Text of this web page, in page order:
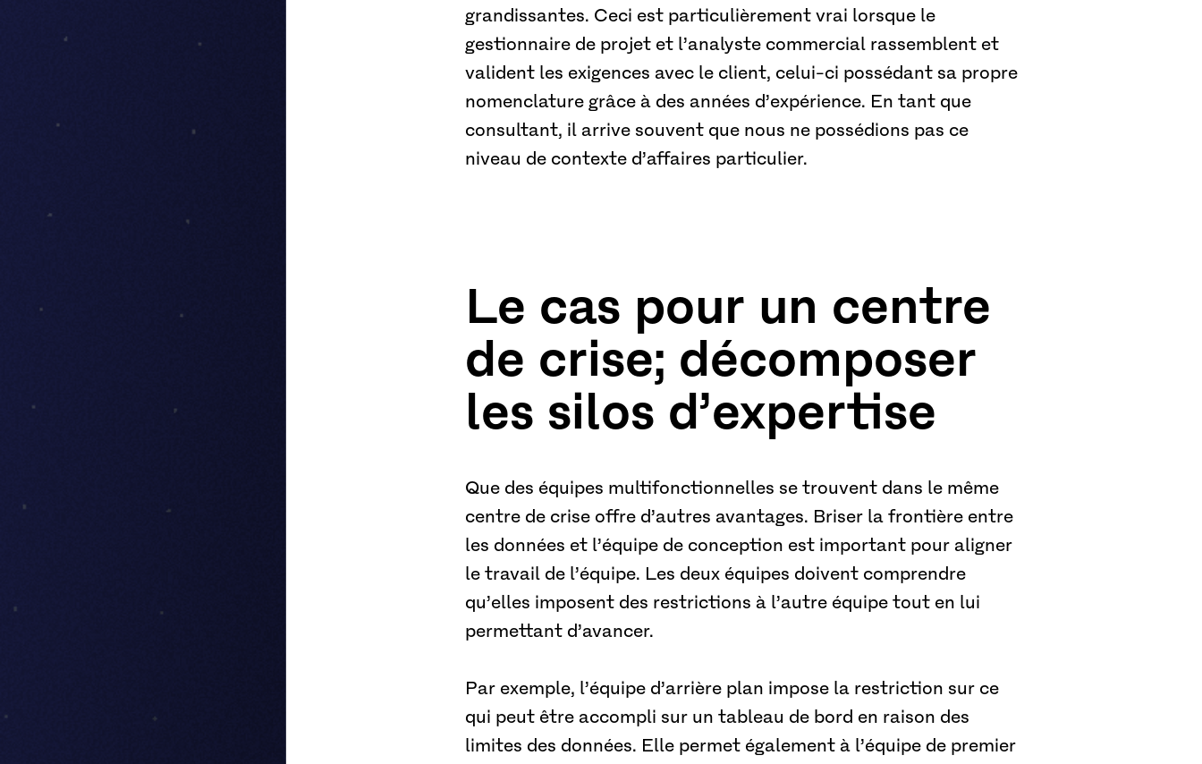
grandissantes. Ceci est particulièrement vrai lorsque le
gestionnaire de projet et l’analyste commercial rassemblent et
valident les exigences avec le client, celui-ci possédant sa propre
nomenclature grâce à des années d’expérience. En tant que
consultant, il arrive souvent que nous ne possédions pas ce
niveau de contexte d’affaires particulier.
Le cas pour un centre
de crise; décomposer
les silos d’expertise
Que des équipes multifonctionnelles se trouvent dans le même
centre de crise offre d’autres avantages. Briser la frontière entre
les données et l’équipe de conception est important pour aligner
le travail de l’équipe. Les deux équipes doivent comprendre
qu’elles imposent des restrictions à l’autre équipe tout en lui
permettant d’avancer.
Par exemple, l’équipe d’arrière plan impose la restriction sur ce
qui peut être accompli sur un tableau de bord en raison des
limites des données. Elle permet également à l’équipe de premier